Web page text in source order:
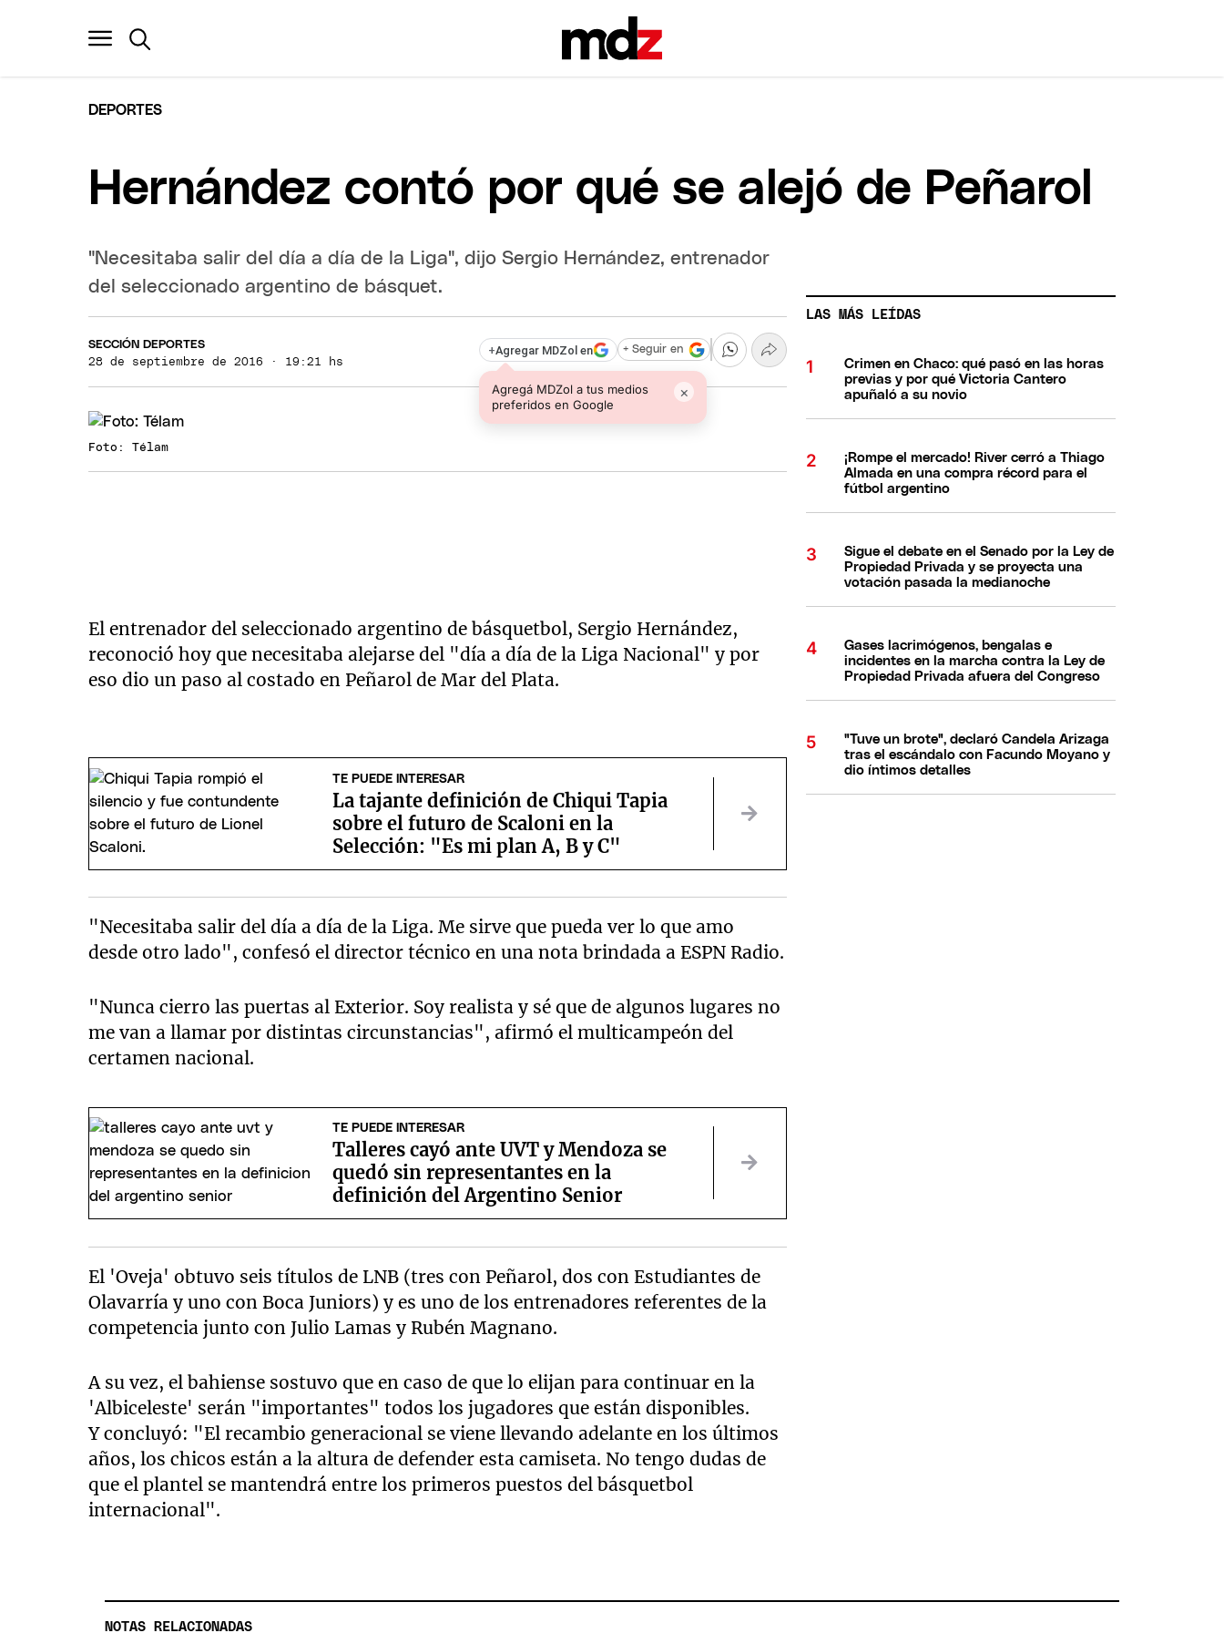
DEPORTES
Hernández contó por qué se alejó de Peñarol
"Necesitaba salir del día a día de la Liga", dijo Sergio Hernández, entrenador
del seleccionado argentino de básquet.
SECCIÓN DEPORTES
28 de septiembre de 2016 · 19:21 hs
+Agregar MDZol en
Agregá MDZol a tus medios
preferidos en Google
×
+ Seguir en
Foto: Télam
El entrenador del seleccionado argentino de básquetbol, Sergio Hernández,
reconoció hoy que necesitaba alejarse del "día a día de la Liga Nacional" y por
eso dio un paso al costado en Peñarol de Mar del Plata.
TE PUEDE INTERESAR
La tajante definición de Chiqui Tapia
sobre el futuro de Scaloni en la
Selección: "Es mi plan A, B y C"
"Necesitaba salir del día a día de la Liga. Me sirve que pueda ver lo que amo
desde otro lado", confesó el director técnico en una nota brindada a ESPN Radio.
"Nunca cierro las puertas al Exterior. Soy realista y sé que de algunos lugares no
me van a llamar por distintas circunstancias", afirmó el multicampeón del
certamen nacional.
TE PUEDE INTERESAR
Talleres cayó ante UVT y Mendoza se
quedó sin representantes en la
definición del Argentino Senior
El 'Oveja' obtuvo seis títulos de LNB (tres con Peñarol, dos con Estudiantes de
Olavarría y uno con Boca Juniors) y es uno de los entrenadores referentes de la
competencia junto con Julio Lamas y Rubén Magnano.
A su vez, el bahiense sostuvo que en caso de que lo elijan para continuar en la
'Albiceleste' serán "importantes" todos los jugadores que están disponibles.
Y concluyó: "El recambio generacional se viene llevando adelante en los últimos
años, los chicos están a la altura de defender esta camiseta. No tengo dudas de
que el plantel se mantendrá entre los primeros puestos del básquetbol
internacional".
LAS MÁS LEÍDAS
Crimen en Chaco: qué pasó en las horas
previas y por qué Victoria Cantero
apuñaló a su novio
¡Rompe el mercado! River cerró a Thiago
Almada en una compra récord para el
fútbol argentino
Sigue el debate en el Senado por la Ley de
Propiedad Privada y se proyecta una
votación pasada la medianoche
Gases lacrimógenos, bengalas e
incidentes en la marcha contra la Ley de
Propiedad Privada afuera del Congreso
"Tuve un brote", declaró Candela Arizaga
tras el escándalo con Facundo Moyano y
dio íntimos detalles
NOTAS RELACIONADAS